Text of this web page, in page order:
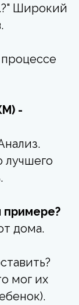
Широкий
-
лучшего
примере?
дома.
мог их